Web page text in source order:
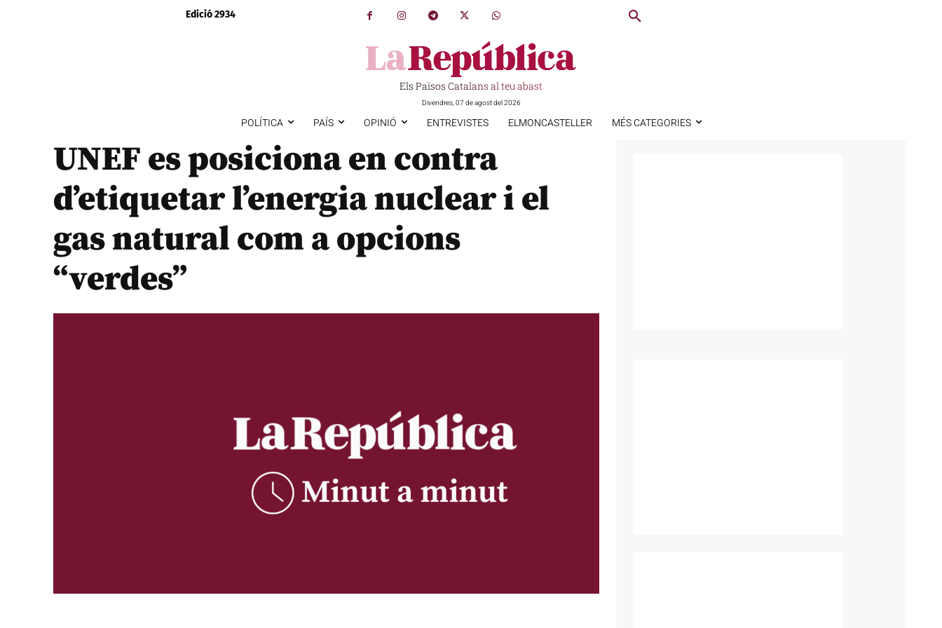
Edició 2934
Els Països Catalans al teu abast
Divendres, 07 de agost del 2026
POLÍTICA PAÍS OPINIÓ ENTREVISTES ELMONCASTELLER MÉS CATEGORIES
UNEF es posiciona en contra
d’etiquetar l’energia nuclear i el
gas natural com a opcions
“verdes”